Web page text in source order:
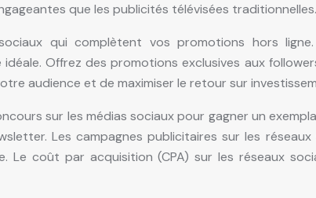
que les publicités télévisées traditionnelles.
qui complètent vos promotions hors
Offrez des promotions exclusives aux
audience et de maximiser le retour sur
sur les médias sociaux pour gagner un
Les campagnes publicitaires sur les
Le coût par acquisition (CPA) sur les réseaux